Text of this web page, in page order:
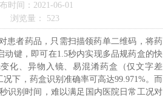
时间：2021-06-01
浏览量： 523
患者药品，只需扫描领药单二维码，将药
动键，即可在1.5秒内实现多品规药盒的快
化、异物入镜、易混淆药盒（仅文字差
下，药盒识别准确率可高达99.971%。而
识别时间，难以满足国内医院日常工况对